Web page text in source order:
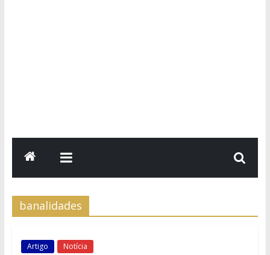
banalidades
Artigo Notícia